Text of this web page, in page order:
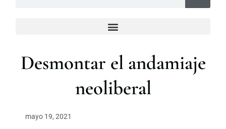
Desmontar el andamiaje
neoliberal
mayo 19, 2021